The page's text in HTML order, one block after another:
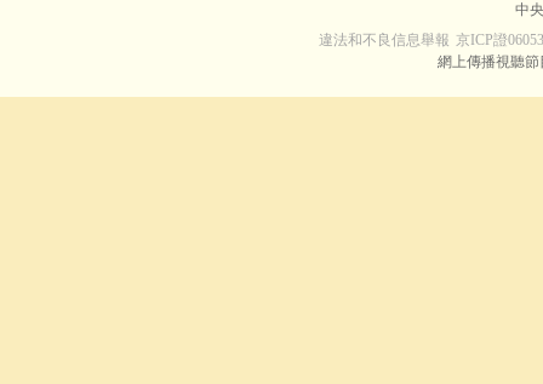
中
違法和不良信息舉報 京ICP證
網上傳播視聽節